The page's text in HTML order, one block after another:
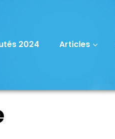
2024 Articles